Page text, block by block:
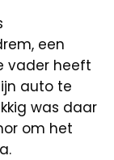
een
vader heeft
auto te
was daar
om het